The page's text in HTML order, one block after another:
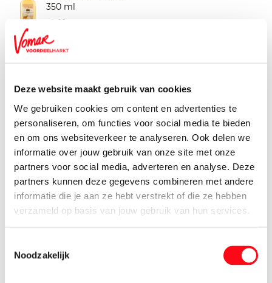
Deze website maakt gebruik van cookies
We gebruiken cookies om content en advertenties te
personaliseren, om functies voor social media te bieden
en om ons websiteverkeer te analyseren. Ook delen we
informatie over jouw gebruik van onze site met onze
partners voor social media, adverteren en analyse. Deze
partners kunnen deze gegevens combineren met andere
informatie die je aan ze hebt verstrekt of die ze hebben
verzameld op basis van jouw gebruik van hun services.
Noodzakelijk
350 ml
29
Glen Hood Whisky
15.95
Glen Moray Single Malt Whisky
700 ml
28.99
Glen Talloch 8 Years Whisky
700 ml
19. 99
200 ml